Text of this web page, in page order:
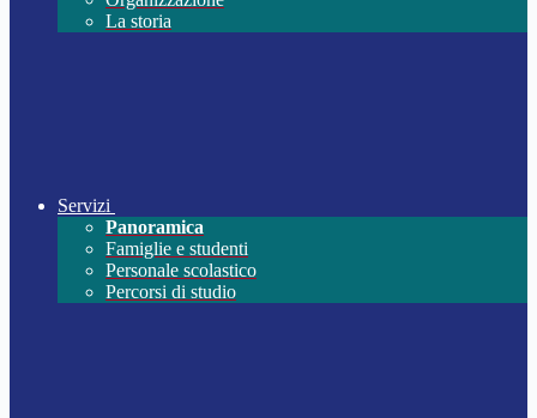
La storia
Servizi
Panoramica
Famiglie e studenti
Personale scolastico
Percorsi di studio